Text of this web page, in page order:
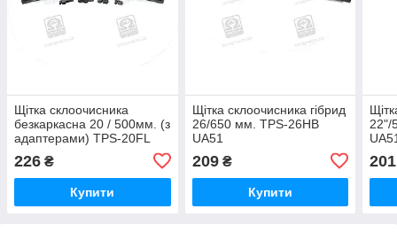
Щітка склоочисника
безкаркасна 20 / 500мм. (з
адаптерами) TPS-20FL
226 ₴
Купити
Щітка склоочисника гібрид
26/650 мм. TPS-26HB
UA51
209₴
Купити
22"/
201